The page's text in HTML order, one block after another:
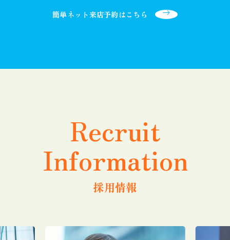
簡単ネット来店予約はこちら
Recruit
Information
採用情報